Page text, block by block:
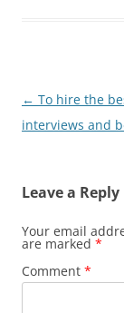
Post
navigation
← To hire the
interviews and
Leave a Reply
Your email
are marked *
Comment *